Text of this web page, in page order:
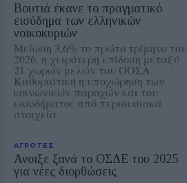
Βουτιά έκανε το πραγματικό
εισόδημα των ελληνικών
νοικοκυριών
Μείωση 3,6% το πρώτο τρίμηνο του
2026, η χειρότερη επίδοση μεταξύ
21 χωρών μελών του ΟΟΣΑ.
Καθοριστική η υποχώρηση των
κοινωνικών παροχών και του
εισοδήματος από περιουσιακά
στοιχεία
ΑΓΡΟΤΕΣ
Ανοιξε ξανά το ΟΣΔΕ του 2025
για νέες διορθώσεις